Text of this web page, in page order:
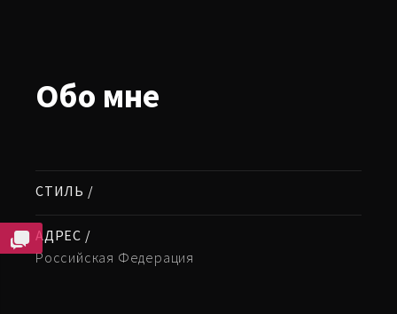
Обо мне
СТИЛЬ /
АДРЕС /
Российская Федерация